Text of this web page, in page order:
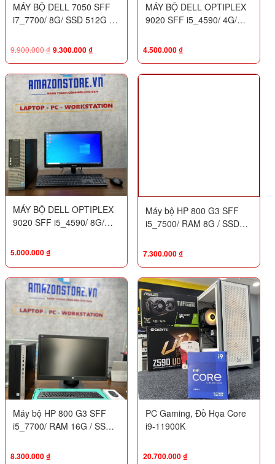
MÁY BỘ DELL 7050 SFF
i7_7700/ 8G/ SSD 512G +
9.900.000₫ 9.300.000₫
MÁY BỘ DELL OPTIPLEX
9020 SFF i5_4590/ 4G/
PHILIPS 203V5
4.500.000₫
MÁY BỘ DELL OPTIPLEX
9020 SFF i5_4590/ 8G/
MÀN HÌNH PHILIPS 203V5
5.000.000₫
Máy bộ HP 800 G3 SFF
i5_7500/ RAM 8G / SSD
hình HP Prodisplay 23inch
7.300.000₫
Máy bộ HP 800 G3 SFF
i5_7700/ RAM 16G / SSD
hình HP Prodisplay 23inch
8.300.000₫
PC Gaming, Đồ Họa Core
i9-11900K
20.700.000₫